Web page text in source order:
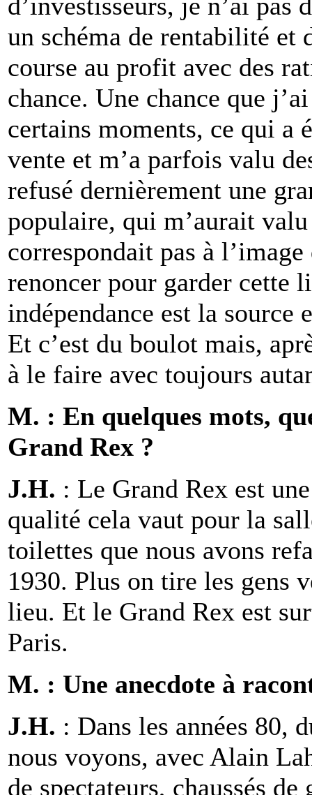
un schéma de rentabilité et
course au profit avec des
chance. Une chance que
certains moments, ce qui a
vente et m’a parfois valu
refusé dernièrement une
populaire, qui m’aurait
correspondait pas à
renoncer pour garder cette
indépendance est la source
Et c’est du boulot mais,
à le faire avec toujours
M. : En quelques mots,
Grand Rex ?
J.H. : Le Grand Rex est
qualité cela vaut pour la
toilettes que nous avons
1930. Plus on tire les gens
lieu. Et le Grand Rex est
Paris.
M. : Une anecdote à
J.H. : Dans les années 80,
nous voyons, avec Alain
de spectateurs, chaussés